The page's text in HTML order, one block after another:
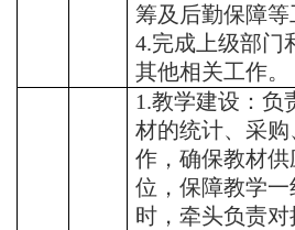
筹及后勤保障等
4.完成上级部门
其他相关工作。
1.教学建设：负
材的统计、采
作，确保教材供
位，保障教学
时，牵头负责